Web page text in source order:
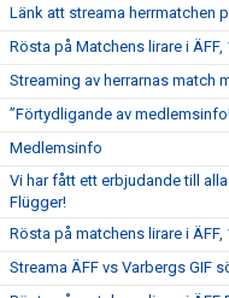
Länk att streama herrmatchen
Rösta på Matchens lirare i
Streaming av herrarnas match
”Förtydligande av
Medlemsinfo
Vi har fått ett erbjudande till
Flügger!
Rösta på matchens lirare i
Streama ÄFF vs Varbergs GIF